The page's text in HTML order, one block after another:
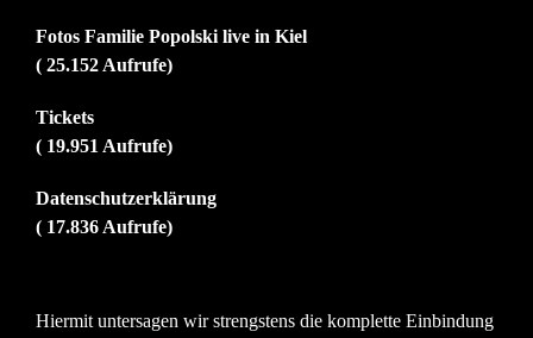
Fotos Familie Popolski live in Kiel
( 25.152 Aufrufe)
Tickets
( 19.951 Aufrufe)
Datenschutzerklärung
( 17.836 Aufrufe)
Hiermit untersagen wir strengstens die komplette Einbindung